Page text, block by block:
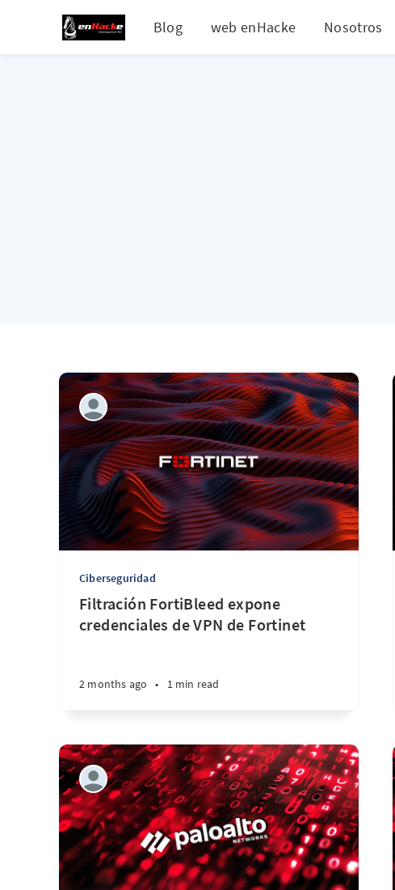
Blog web enHacke Nosotros
Ciberseguridad
Filtración FortiBleed expone
credenciales de VPN de Fortinet
2 months ago • 1 min read